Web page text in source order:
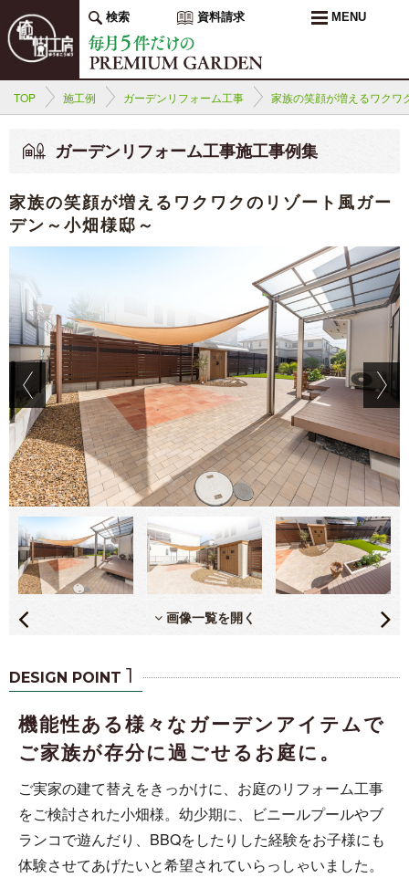
検索 資料請求 MENU
TOP 施工例 ガーデンリフォーム工事 家族の笑顔が増えるワクワ
ガーデンリフォーム工事施工事例集
家族の笑顔が増えるワクワクのリゾート風ガー
デン～小畑様邸～
画像一覧を開く
DESIGN POINT 1
機能性ある様々なガーデンアイテムで
ご家族が存分に過ごせるお庭に。
ご実家の建て替えをきっかけに、お庭のリフォーム工事
をご検討された小畑様。幼少期に、ビニールプールやブ
ランコで遊んだり、BBQをしたりした経験をお子様にも
体験させてあげたいと希望されていらっしゃいました。